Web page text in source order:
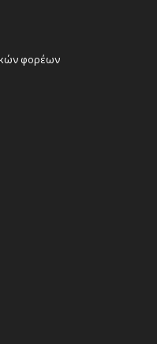
φορέων